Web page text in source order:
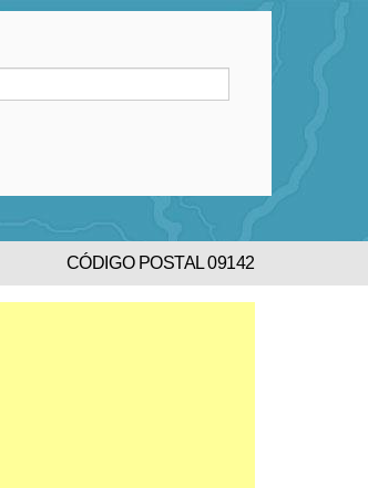
CÓDIGO POSTAL 09142